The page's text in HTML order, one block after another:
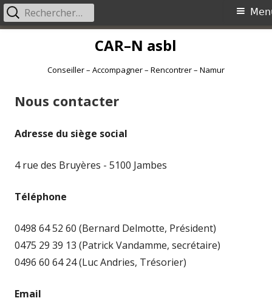
CAR–N asbl
Conseiller – Accompagner – Rencontrer – Namur
Menu
Rechercher :
Nous contacter
Adresse du siège social
4 rue des Bruyères - 5100 Jambes
Téléphone
0498 64 52 60 (Bernard Delmotte, Président)
0475 29 39 13 (Patrick Vandamme, secrétaire)
0496 60 64 24 (Luc Andries, Trésorier)
Email